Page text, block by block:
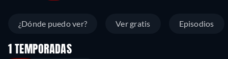
¿Dónde puedo ver? Ver gratis Episodios
1 TEMPORADAS